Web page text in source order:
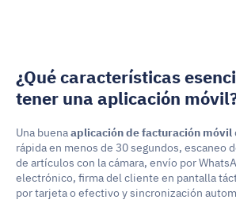
¿Qué características
tener una aplicación
Una buena aplicación de facturación móvil
rápida en menos de 30 segundos, escaneo
de artículos con la cámara, envío por
electrónico, firma del cliente en pantalla
por tarjeta o efectivo y sincronización